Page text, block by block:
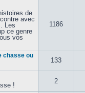
de
avec
Les
ce genre
vos
1186
chasse ou
133
!
2